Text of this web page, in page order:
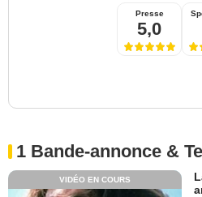
Presse
5,0
1 Bande-annonce &
VIDÉO EN COURS